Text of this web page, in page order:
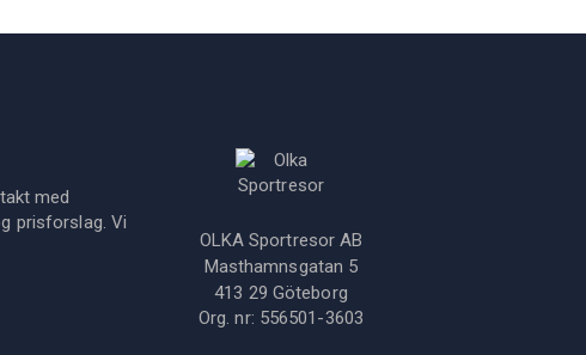
med
prisforslag. Vi
OLKA Sportresor AB
Masthamnsgatan 5
413 29 Göteborg
Org. nr: 556501-3603